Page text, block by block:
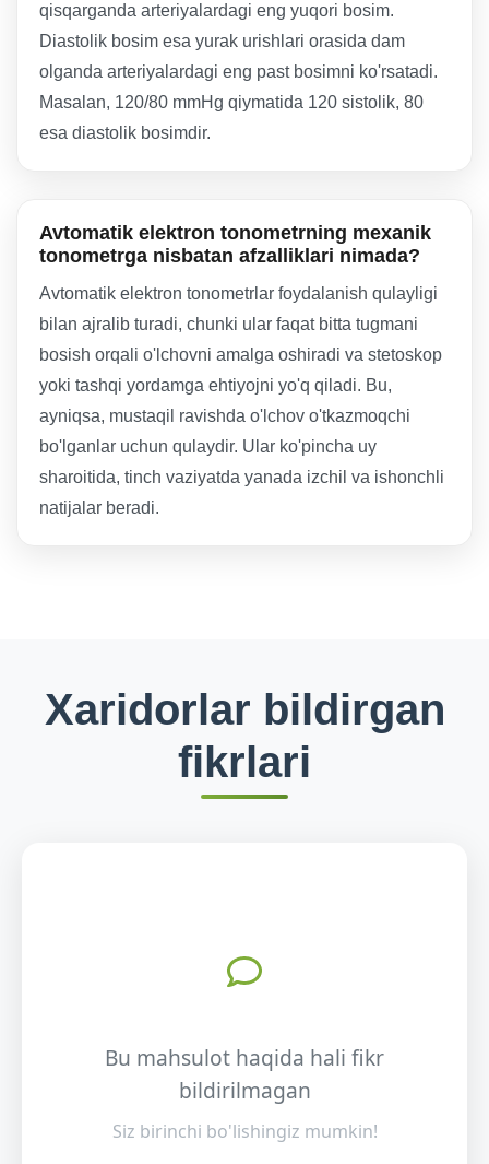
qisqarganda arteriyalardagi eng yuqori bosim.
Diastolik bosim esa yurak urishlari orasida dam
olganda arteriyalardagi eng past bosimni ko'rsatadi.
Masalan, 120/80 mmHg qiymatida 120 sistolik, 80
esa diastolik bosimdir.
Avtomatik elektron tonometrning mexanik
tonometrga nisbatan afzalliklari nimada?
Avtomatik elektron tonometrlar foydalanish qulayligi
bilan ajralib turadi, chunki ular faqat bitta tugmani
bosish orqali o'lchovni amalga oshiradi va stetoskop
yoki tashqi yordamga ehtiyojni yo'q qiladi. Bu,
ayniqsa, mustaqil ravishda o'lchov o'tkazmoqchi
bo'lganlar uchun qulaydir. Ular ko'pincha uy
sharoitida, tinch vaziyatda yanada izchil va ishonchli
natijalar beradi.
Xaridorlar bildirgan
fikrlari
Bu mahsulot haqida hali fikr
bildirilmagan
Siz birinchi bo'lishingiz mumkin!